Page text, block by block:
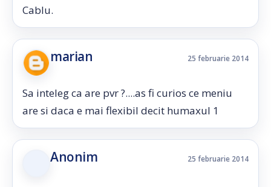
Cablu.
marian 25 februarie 2014
Sa inteleg ca are pvr ?....as fi curios ce meniu
are si daca e mai flexibil decit humaxul 1
Anonim 25 februarie 2014